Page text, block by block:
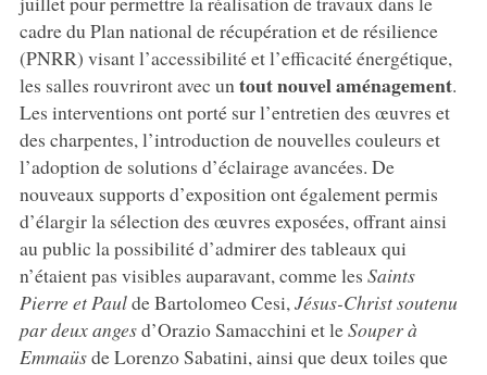
cadre du Plan national de récupération et de résilience
(PNRR) visant l’accessibilité et l’efficacité énergétique,
les salles rouvriront avec un tout nouvel aménagement.
Les interventions ont porté sur l’entretien des œuvres et
des charpentes, l’introduction de nouvelles couleurs et
l’adoption de solutions d’éclairage avancées. De
nouveaux supports d’exposition ont également permis
d’élargir la sélection des œuvres exposées, offrant ainsi
au public la possibilité d’admirer des tableaux qui
n’étaient pas visibles auparavant, comme les Saints
Pierre et Paulde Bartolomeo Cesi, Jésus-Christ soutenu
par deux angesd’Orazio Samacchini et leSouper à
Emmaüsde Lorenzo Sabatini, ainsi que deux toiles que